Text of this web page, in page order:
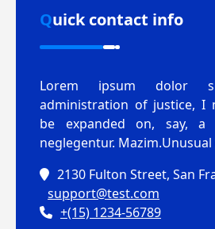
Quick contact info
Lorem ipsum dolor
administration of justice, I
be expanded on, say,
neglegentur.
2130 Fulton Street, San
support@test.com
+(15) 1234-56789